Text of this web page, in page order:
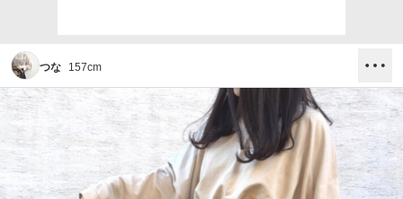
つな 157cm